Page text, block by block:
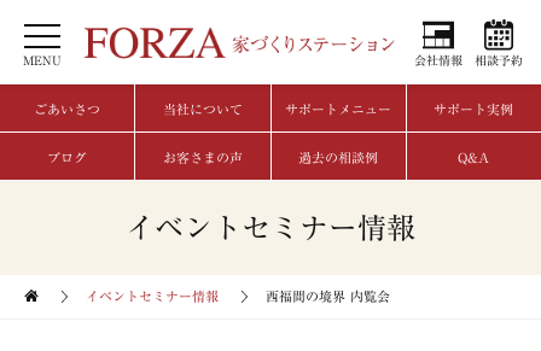
会社情報 相談予約
MENU
ごあいさつ 当社について サポートメニュー サポート実例
ブログ お客さまの声 過去の相談例 Q&A
イベントセミナー情報
イベントセミナー情報 西福間の境界 内覧会